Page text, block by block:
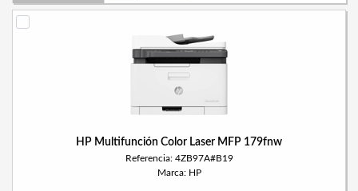
HP Multifunción Color Laser MFP 179fnw
Referencia: 4ZB97A#B19
Marca: HP